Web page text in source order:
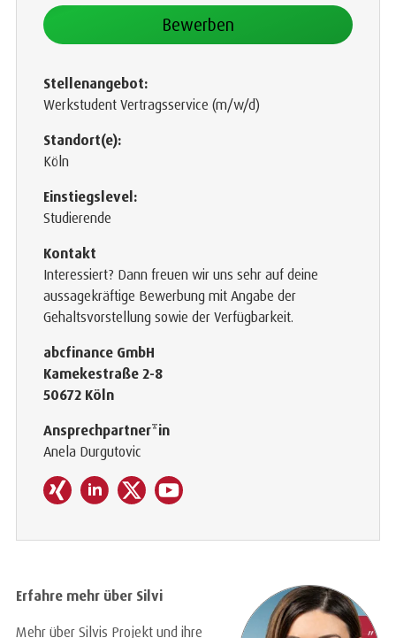
Bewerben
Stellenangebot:
Werkstudent Vertragsservice (m/w/d)
Standort(e):
Köln
Einstiegslevel:
Studierende
Kontakt
Interessiert? Dann freuen wir uns sehr auf deine
aussagekräftige Bewerbung mit Angabe der
Gehaltsvorstellung sowie der Verfügbarkeit.
abcfinance GmbH
Kamekestraße 2-8
50672 Köln
Ansprechpartner*in
Anela Durgutovic
Erfahre mehr über Silvi
Mehr über Silvis Projekt und ihre